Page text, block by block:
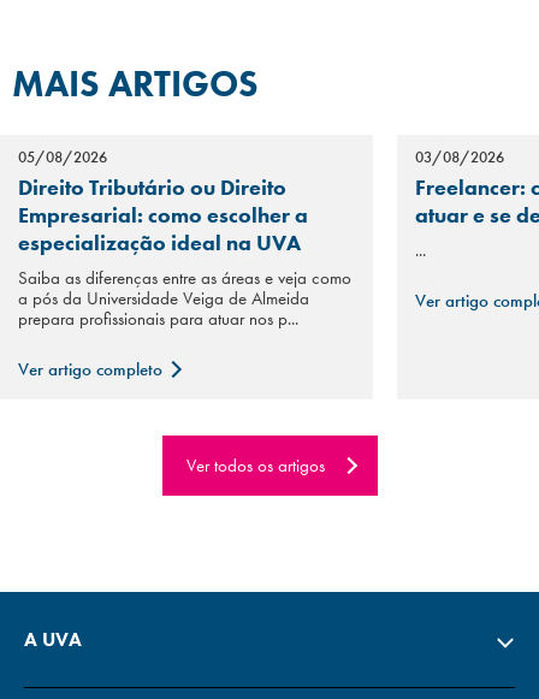
MAIS ARTIGOS
05/08/2026
Direito Tributário ou Direito
Empresarial: como escolher a
especialização ideal na UVA
Saiba as diferenças entre as áreas e veja como
a pós da Universidade Veiga de Almeida
prepara profissionais para atuar nos p...
Ver artigo completo
03/08/2026
Freelancer:
atuar e se
...
Ver artigo
Ver todos os artigos
A UVA